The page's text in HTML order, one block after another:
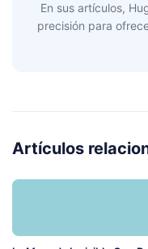
En sus artículos,
precisión para
Artículos